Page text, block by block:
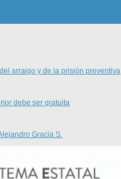
arraigo y de la prisión preventiva
debe ser gratuita
Gracia S.